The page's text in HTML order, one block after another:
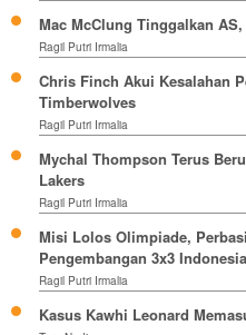
Mac McClung Tinggalkan
Ragil Putri Irmalia
Chris Finch Akui Kesalahan
Timberwolves
Ragil Putri Irmalia
Mychal Thompson Terus
Lakers
Ragil Putri Irmalia
Misi Lolos Olimpiade,
Pengembangan 3x3 Indonesia
Ragil Putri Irmalia
Kasus Kawhi Leonard